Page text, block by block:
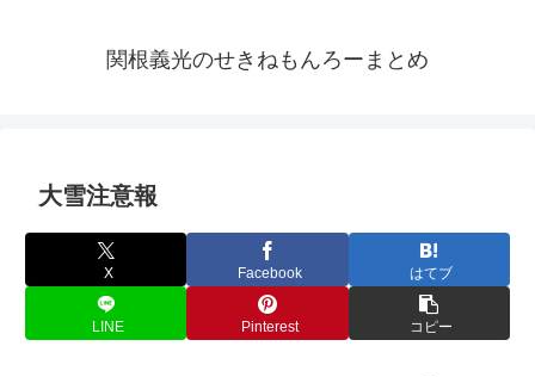
関根義光のせきねもんろーまとめ
大雪注意報
X Facebook はてブ
LINE Pinterest コピー